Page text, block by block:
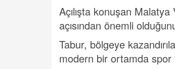
Açılışta konuşan
açısından önemli
Tabur, bölgeye
modern bir ortamda spor